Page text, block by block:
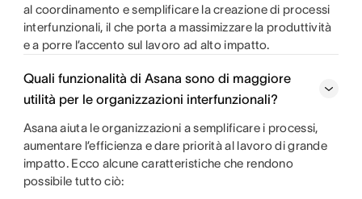
al coordinamento e semplificare la creazione di processi
interfunzionali, il che porta a massimizzare la produttività
e a porre l’accento sul lavoro ad alto impatto.
Quali funzionalità di Asana sono di maggiore
utilità per le organizzazioni interfunzionali?
Asana aiuta le organizzazioni a semplificare i processi,
aumentare l’efficienza e dare priorità al lavoro di grande
impatto. Ecco alcune caratteristiche che rendono
possibile tutto ciò: